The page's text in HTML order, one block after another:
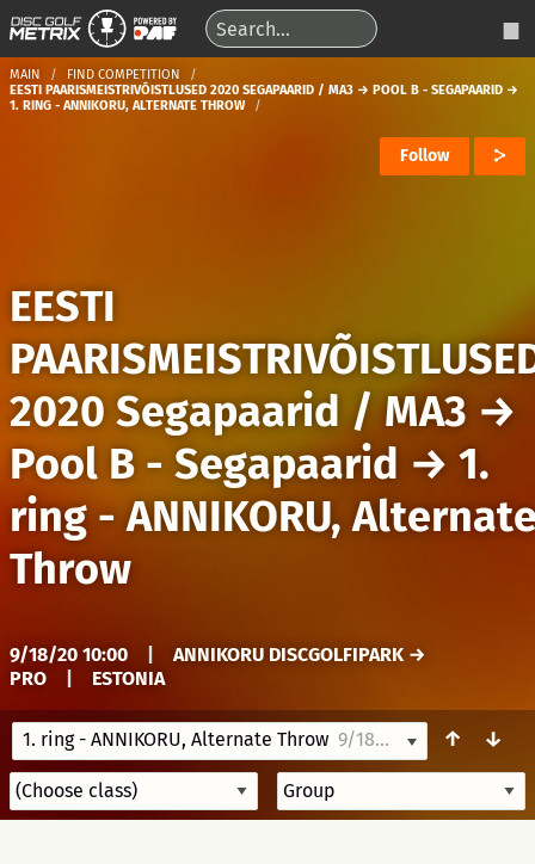
MAIN
FIND COMPETITION
EESTI PAARISMEISTRIVÕISTLUSED 2020 SEGAPAARID / MA3 → POOL B - SEGAPAARID →
1. RING - ANNIKORU, ALTERNATE THROW
Follow
EESTI
2020 Segapaarid / MA3 →
Pool B - Segapaarid → 1.
ring - ANNIKORU,
Throw
9/18/20 10:00
ANNIKORU DISCGOLFIPARK →
PRO
ESTONIA
1. ring - ANNIKORU, Alternate Throw 9/18/20 10:00 ↑ ↓